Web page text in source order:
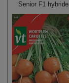
Senior F1 hybride